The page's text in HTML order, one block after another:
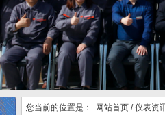
您当前的位置是： 网站首页 /仪表资